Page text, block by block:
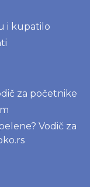
i kupatilo
za početnike
Vodič za